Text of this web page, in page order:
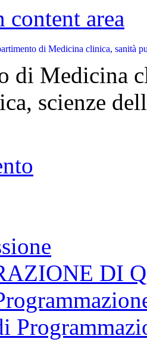
area
di Medicina
scienze
DI